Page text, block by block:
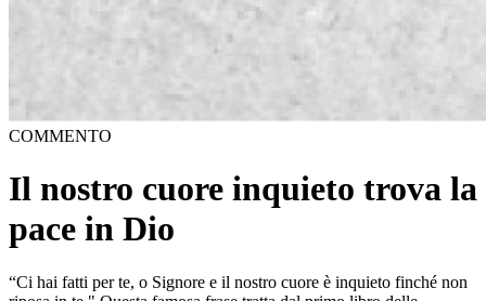
COMMENTO
Il nostro cuore inquieto trova la
pace in Dio
“Ci hai fatti per te, o Signore e il nostro cuore è inquieto finché non